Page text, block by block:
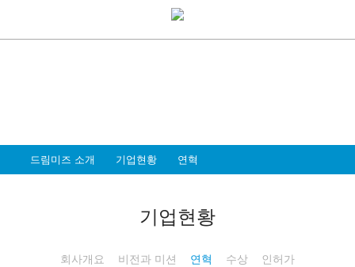
드림미즈 소개 기업현황 연혁
기업현황
회사개요 비전과 미션 연혁 수상 인허가